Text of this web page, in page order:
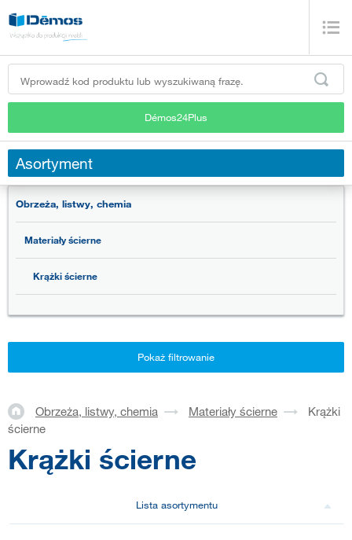
Démos24Plus
Asortyment
Obrzeża, listwy, chemia
Materiały ścierne
Krążki ścierne
Pokaż filtrowanie
Obrzeża, listwy, chemia Materiały ścierne
Krążki
ścierne
Krążki ścierne
Lista asortymentu